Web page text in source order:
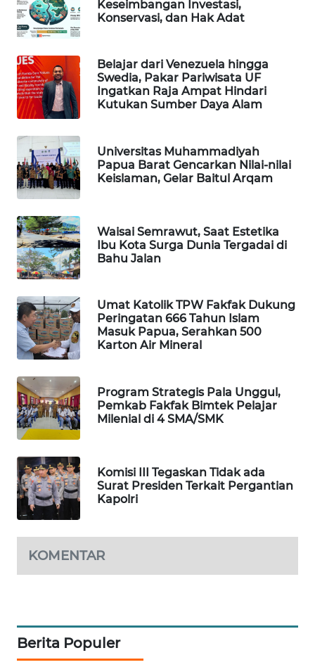
Keseimbangan Investasi,
Konservasi, dan Hak Adat
Belajar dari Venezuela hingga
Swedia, Pakar Pariwisata UF
Ingatkan Raja Ampat Hindari
Kutukan Sumber Daya Alam
Universitas Muhammadiyah
Papua Barat Gencarkan Nilai-nilai
Keislaman, Gelar Baitul Arqam
Waisai Semrawut, Saat Estetika
Ibu Kota Surga Dunia Tergadai di
Bahu Jalan
Umat Katolik TPW Fakfak Dukung
Peringatan 666 Tahun Islam
Masuk Papua, Serahkan 500
Karton Air Mineral
Program Strategis Pala Unggul,
Pemkab Fakfak Bimtek Pelajar
Milenial di 4 SMA/SMK
Komisi III Tegaskan Tidak ada
Surat Presiden Terkait Pergantian
Kapolri
KOMENTAR
Berita Populer
KARING
NEWS
JURNAL
MARITIM
NEWS
GARONGGANG
NEWS
FISUELRI
ID
ENERGI
NEWS
CILEUNGSI
NEWS
BERKAT
NEWS
ANUGERAH
NEWS
AKHLAK
ID
SONYA
ASA